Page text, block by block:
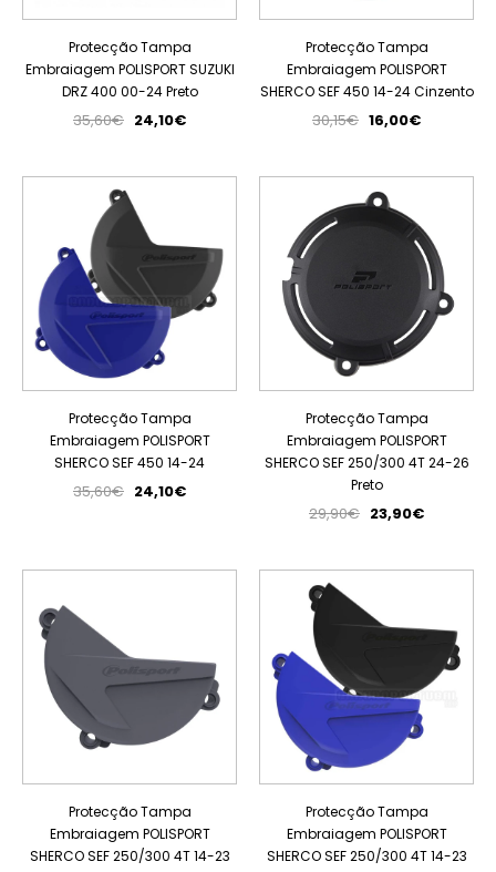
Protecção Tampa
Embraiagem POLISPORT SUZUKI
DRZ 400 00-24 Preto
35,60€ 24,10€
Protecção Tampa
Embraiagem POLISPORT
SHERCO SEF 450 14-24 Cinzento
30,15€ 16,00€
Protecção Tampa
Embraiagem POLISPORT
SHERCO SEF 450 14-24
35,60€ 24,10€
Protecção Tampa
Embraiagem POLISPORT
SHERCO SEF 250/300 4T 24-26
Preto
29,90€ 23,90€
Protecção Tampa
Embraiagem POLISPORT
SHERCO SEF 250/300 4T 14-23
Protecção Tampa
Embraiagem POLISPORT
SHERCO SEF 250/300 4T 14-23